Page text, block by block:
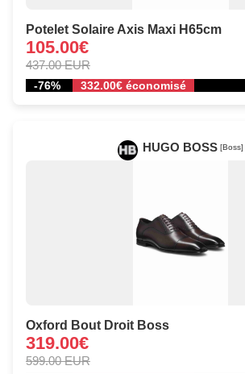
Potelet Solaire Axis Maxi H65cm
105.00€
437.00 EUR
-76% 332.00€ économisé
HUGO BOSS [Boss]
Oxford Bout Droit Boss
319.00€
599.00 EUR